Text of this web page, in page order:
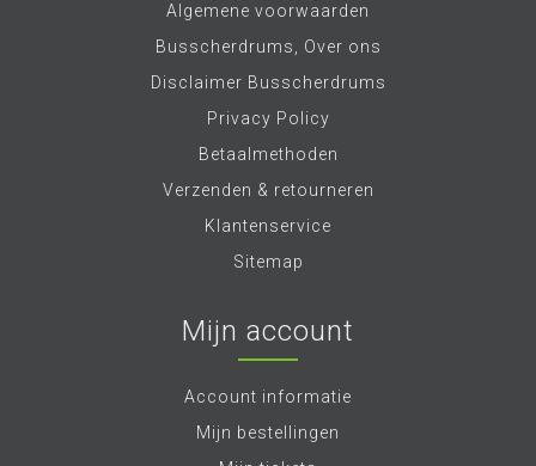
Algemene voorwaarden
Busscherdrums, Over ons
Disclaimer Busscherdrums
Privacy Policy
Betaalmethoden
Verzenden & retourneren
Klantenservice
Sitemap
Mijn account
Account informatie
Mijn bestellingen